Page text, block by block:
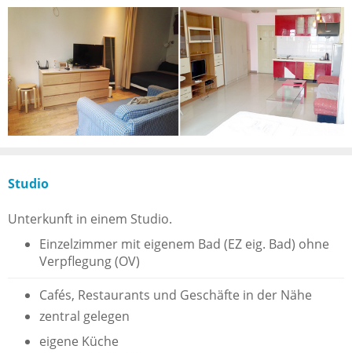
Studio
Unterkunft in einem Studio.
Einzelzimmer mit eigenem Bad (EZ eig. Bad) ohne
Verpflegung (OV)
Cafés, Restaurants und Geschäfte in der Nähe
zentral gelegen
eigene Küche